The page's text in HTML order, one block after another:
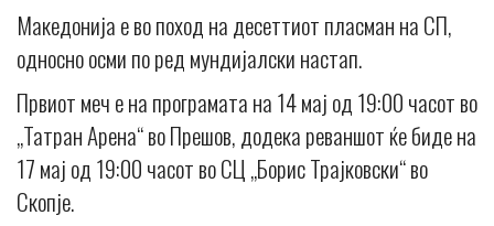
Македонија е во поход на десеттиот пласман на СП,
односно осми по ред мундијалски настап.
Првиот меч е на програмата на 14 мај од 19:00 часот во
„Татран Арена“ во Прешов, додека реваншот ќе биде на
17 мај од 19:00 часот во СЦ „Борис Трајковски“ во
Скопје.